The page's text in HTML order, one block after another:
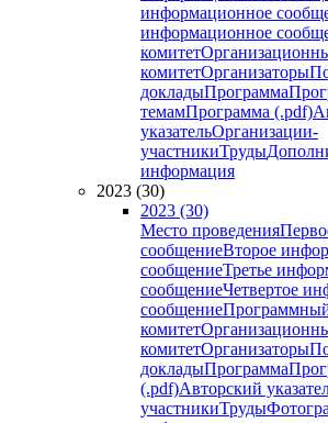
информационное
информационное
комитет
комитетОрганизаторы
докладыПрограмма
темамПрограмма (.pdf)
указательОрганизации-
участникиТруды
информация
2023 (30)
2023 (30)
Место проведения
сообщениеВторое
сообщениеТретье
сообщениеЧетвертое
сообщение
комитет
комитетОрганизаторы
докладыПрограмма
(.pdf)Авторский
участникиТруды